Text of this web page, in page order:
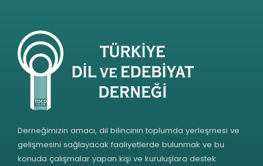
Derneğimizin amacı, dil bilincinin toplumda yerleşmesi ve
gelişmesini sağlayacak faaliyetlerde bulunmak ve bu
konuda çalışmalar yapan kişi ve kuruluşlara destek